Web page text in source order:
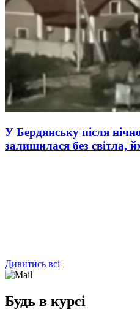
У Бердянську після
залишилася без світла,
Дивитись всі
Будь в курсі